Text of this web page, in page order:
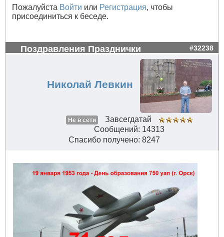
Пожалуйста Войти или Регистрация, чтобы
присоединиться к беседе.
Поздравления Празднички #32238
Николай Левкин
Не в сети
Завсегдатай
Сообщений: 14313
Спасибо получено: 8247